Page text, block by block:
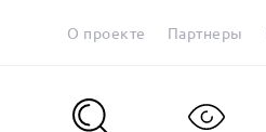
О проекте Партнеры